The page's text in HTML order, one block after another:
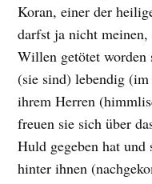
Koran, einer der
darfst ja nicht
Willen getötet
(sie sind) lebendig
ihrem Herren
freuen sie sich über
Huld gegeben hat
hinter ihnen